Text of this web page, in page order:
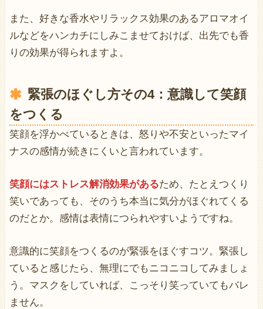
また、好きな香水やリラックス効果のあるアロマオイ
ルなどをハンカチにしみこませておけば、出先でも香
りの効果が得られますよ。
緊張のほぐし方その4：意識して笑顔
をつくる
笑顔を浮かべているときは、怒りや不安といったマイ
ナスの感情が続きにくいと言われています。
笑顔にはストレス解消効果があるため、たとえつくり
笑いであっても、そのうち本当に気分がほぐれてくる
のだとか。感情は表情につられやすいようですね。
意識的に笑顔をつくるのが緊張をほぐすコツ。緊張し
ていると感じたら、無理にでもニコニコしてみましょ
う。マスクをしていれば、こっそり笑っていてもバレ
ません。